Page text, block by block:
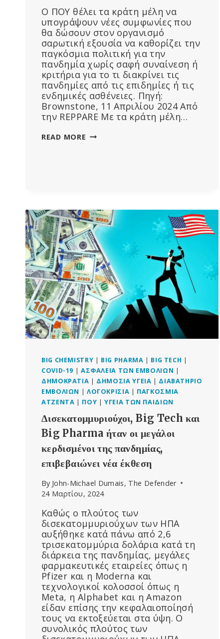
Ο ΠΟΥ θέλει τα κράτη μέλη να
υπογράψουν νέες συμφωνίες που
θα δώσουν στον οργανισμό
σαρωτική εξουσία να καθορίζει την
παγκόσμια πολιτική για την
πανδημία χωρίς σαφή συναίνεση ή
κριτήρια για το τι διακρίνει τις
πανδημίες από τις επιδημίες ή τις
ενδημικές ασθένειες. Πηγή:
Brownstone, 11 Απριλίου 2024 Από
την REPPARE Με τα κράτη μέλη…
READ MORE Ο
ΣΤΗΝ
ΠΟΛΙΤΙΚΉ
ΓΙΑ
ΤΗΝ
ΠΑΝΔΗΜΊΑ
ΧΩΡΊΣ
ΝΑ
ΟΡΊΖΕΙ
ΤΗΝ
“ΠΑΝΔΗΜΊΑ”
BIG CHEMISTRY | BIG PHARMA | BIG TECH |
COVID-19 | ΑΣΦΆΛΕΙΑ ΤΩΝ ΕΜΒΟΛΊΩΝ |
ΔΗΜΟΚΡΑΤΊΑ | ΔΗΜΌΣΙΑ ΥΓΕΊΑ | ΔΙΑΒΑΤΉΡΙΟ
ΕΜΒΟΛΊΩΝ | ΛΟΓΟΚΡΙΣΊΑ | ΠΑΓΚΌΣΜΙΑ
ΑΤΖΈΝΤΑ | ΠΟΥ |ΥΓΕΊΑ ΤΩΝ ΠΑΙΔΙΏΝ
Δισεκατομμυριούχοι, Big Tech και
Big Pharma ήταν οι μεγάλοι
κερδισμένοι της πανδημίας,
επιβεβαιώνει νέα έκθεση
By John-Michael Dumais, The Defender
24 Μαρτίου, 2024
Καθώς ο πλούτος των
δισεκατομμυριούχων των ΗΠΑ
αυξήθηκε κατά πάνω από 2,6
τρισεκατομμύρια δολάρια κατά τη
διάρκεια της πανδημίας, μεγάλες
φαρμακευτικές εταιρείες όπως η
Pfizer και η Moderna και
τεχνολογικοί κολοσσοί όπως η
Meta, η Alphabet και η Amazon
είδαν επίσης την κεφαλαιοποίησή
τους να εκτοξεύεται στα ύψη. Ο
συνολικός πλούτος των